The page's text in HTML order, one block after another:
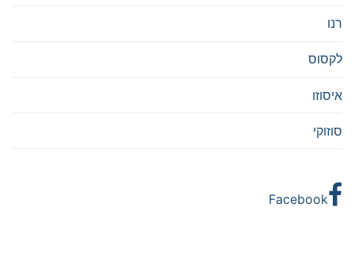
רנו
לקסוס
איסוזו
סוזוקי
Facebook